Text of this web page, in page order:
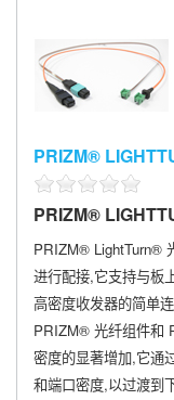
PRIZM®
PRIZM®
PRIZM® LightTurn®
进行配接,它支持与板
高密度收发器的简单连
PRIZM® 光纤组件和
密度的显著增加,它通
和端口密度,以过渡到